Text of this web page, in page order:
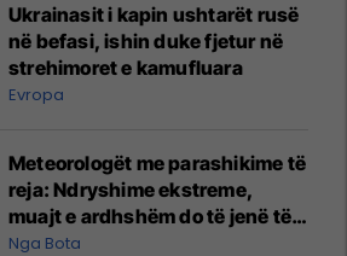
Ukrainasit i kapin ushtarët rusë
në befasi, ishin duke fjetur në
strehimoret e kamufluara
Evropa
Meteorologët me parashikime të
reja: Ndryshime ekstreme,
muajt e ardhshëm do të jenë të
pazakontë
Nga Bota